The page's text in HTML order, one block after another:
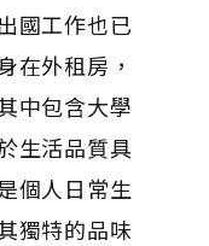
國工作也已
在外租房，
中包含大學
生活品質具
個人日常生
獨特的品味